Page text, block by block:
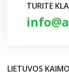
TURITE
LIETUVOS